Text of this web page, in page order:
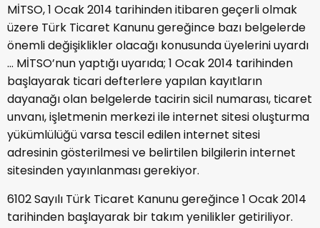
MİTSO, 1 Ocak 2014 tarihinden itibaren geçerli olmak
üzere Türk Ticaret Kanunu gereğince bazı belgelerde
önemli değişiklikler olacağı konusunda üyelerini uyardı
... MİTSO’nun yaptığı uyarıda; 1 Ocak 2014 tarihinden
başlayarak ticari defterlere yapılan kayıtların
dayanağı olan belgelerde tacirin sicil numarası, ticaret
unvanı, işletmenin merkezi ile internet sitesi oluşturma
yükümlülüğü varsa tescil edilen internet sitesi
adresinin gösterilmesi ve belirtilen bilgilerin internet
sitesinden yayınlanması gerekiyor.
6102 Sayılı Türk Ticaret Kanunu gereğince 1 Ocak 2014
tarihinden başlayarak bir takım yenilikler getiriliyor.